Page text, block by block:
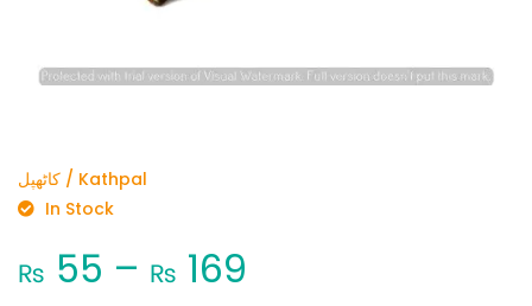
کاٹھپل / Kathpal
In Stock
₨ 55 – ₨ 169